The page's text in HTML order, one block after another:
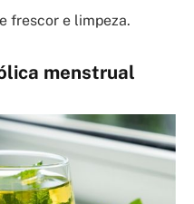
frescor e limpeza.
menstrual